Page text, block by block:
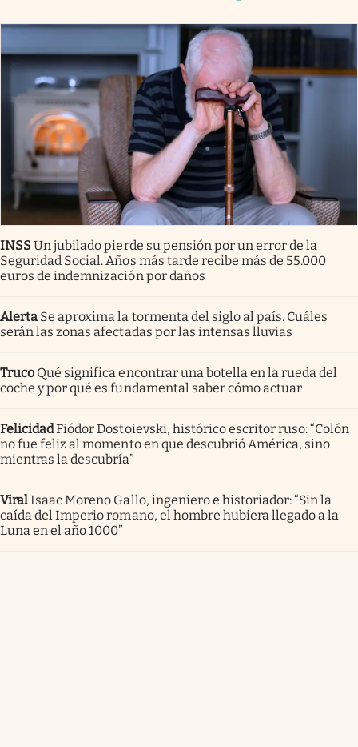
INSSUn jubilado pierde su pensión por un error de la
Seguridad Social. Años más tarde recibe más de 55.000
euros de indemnización por daños
Alerta Se aproxima la tormenta del siglo al país. Cuáles
serán las zonas afectadas por las intensas lluvias
Truco Qué significa encontrar una botella en la rueda del
coche y por qué es fundamental saber cómo actuar
FelicidadFiódor Dostoievski, histórico escritor ruso: “Colón
no fue feliz al momento en que descubrió América, sino
mientras la descubría”
ViralIsaac Moreno Gallo, ingeniero e historiador: “Sin la
caída del Imperio romano, el hombre hubiera llegado a la
Luna en el año 1000”